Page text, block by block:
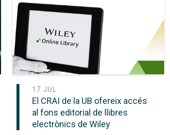
17 JUL
El CRAI de la UB ofereix accés
al fons editorial de llibres
electrònics de Wiley